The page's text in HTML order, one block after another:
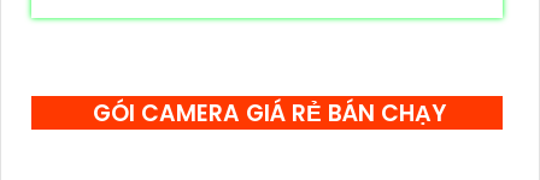
GÓI CAMERA GIÁ RẺ BÁN CHẠY